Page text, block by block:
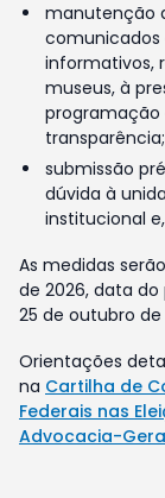
manutenção
comunicados
informativos,
museus, à
programação
transparência;
submissão
dúvida à
institucional
As medidas
de 2026, data
25 de outubro
Orientações
na Cartilha de
Federais nas
Advocacia-